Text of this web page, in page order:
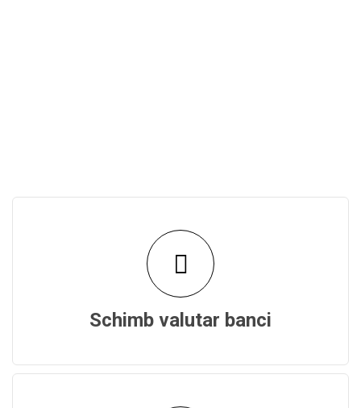
Schimb valutar banci